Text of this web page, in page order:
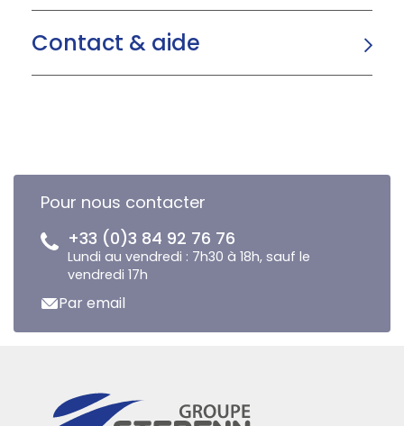
Contact & aide
Pour nous contacter
+33 (0)3 84 92 76 76
Lundi au vendredi : 7h30 à 18h, sauf le
vendredi 17h
Par email